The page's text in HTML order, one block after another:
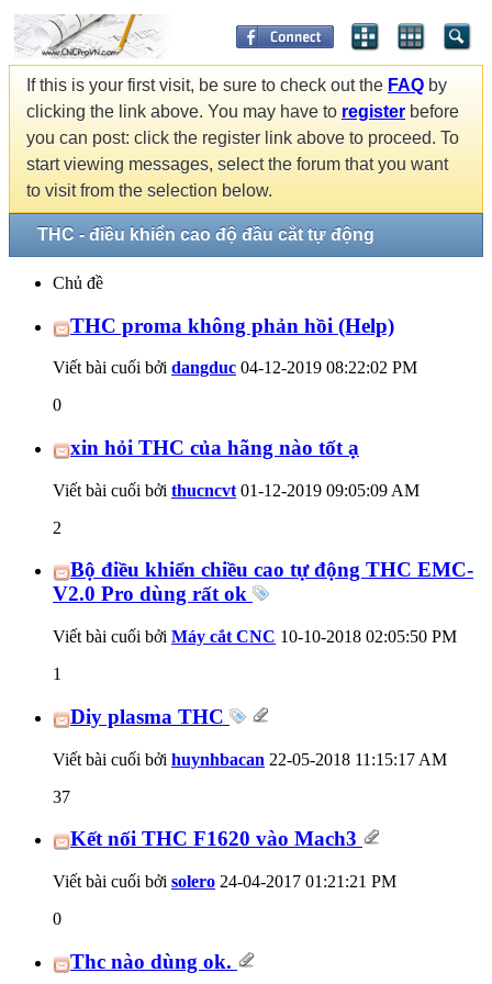
If this is your first visit, be sure to check out the FAQ by
clicking the link above. You may have to register before
you can post: click the register link above to proceed. To
start viewing messages, select the forum that you want
to visit from the selection below.
THC - điều khiển cao độ đầu cắt tự động
Chủ đề
THC proma không phản hồi (Help)
Viết bài cuối bởi dangduc 04-12-2019 08:22:02 PM
0
xin hỏi THC của hãng nào tốt ạ
Viết bài cuối bởi thucncvt 01-12-2019 09:05:09 AM
2
Bộ điều khiển chiều cao tự động THC EMC-
V2.0 Pro dùng rất ok
Viết bài cuối bởi Máy cắt CNC 10-10-2018 02:05:50 PM
1
Diy plasma THC
Viết bài cuối bởi huynhbacan 22-05-2018 11:15:17 AM
37
Kết nối THC F1620 vào Mach3
Viết bài cuối bởi solero 24-04-2017 01:21:21 PM
0
Thc nào dùng ok.